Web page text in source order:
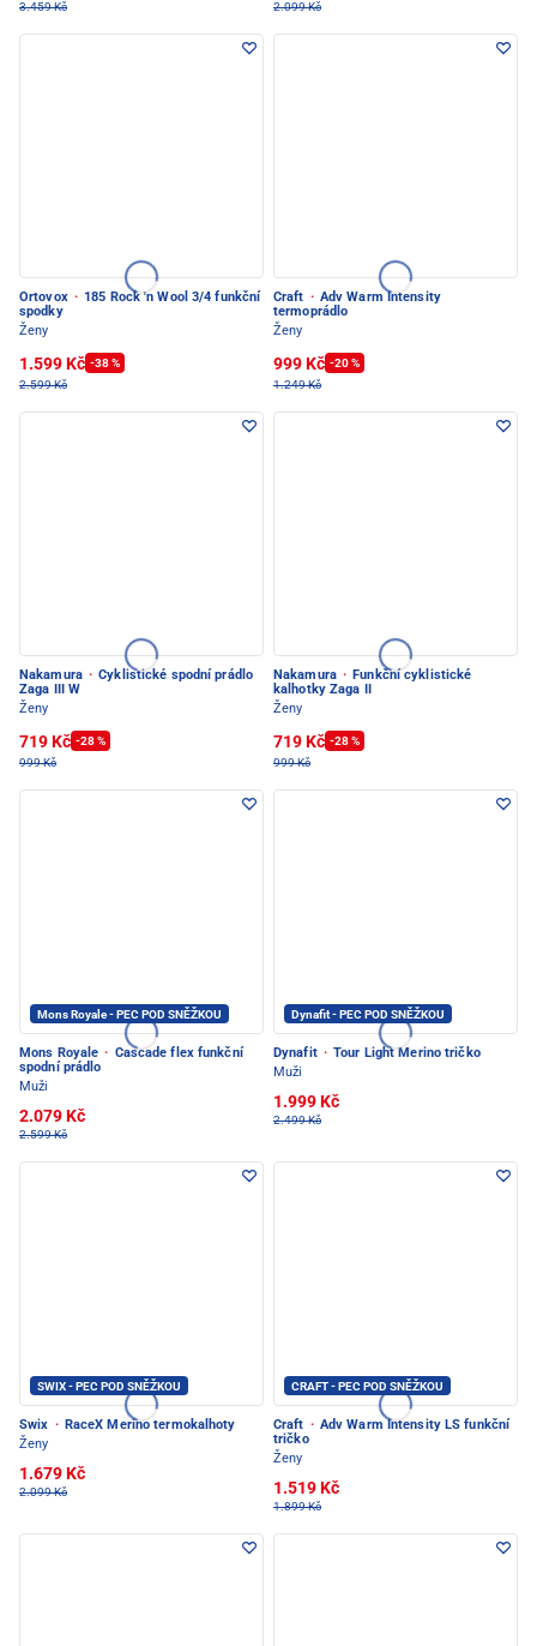
3.459 Kč 2.099 Kč
Ortovox · 185 Rock 'n Wool 3/4 funkční
spodky
Ženy
1.599 Kč -38 %
2.599 Kč
Craft · Adv Warm Intensity
termoprádlo
Ženy
999 Kč -20 %
1.249 Kč
Nakamura · Cyklistické spodní prádlo
Zaga III W
Ženy
719 Kč -28 %
999 Kč
Nakamura · Funkční cyklistické
kalhotky Zaga II
Ženy
719 Kč -28 %
999 Kč
Mons Royale - PEC POD SNĚŽKOU
Mons Royale · Cascade flex funkční
spodní prádlo
Muži
2.079 Kč
2.599 Kč
Dynafit - PEC POD SNĚŽKOU
Dynafit · Tour Light Merino tričko
Muži
1.999 Kč
2.499 Kč
SWIX - PEC POD SNĚŽKOU
Swix · RaceX Merino termokalhoty
Ženy
1.679 Kč
2.099 Kč
CRAFT - PEC POD SNĚŽKOU
Craft · Adv Warm Intensity LS funkční
tričko
Ženy
1.519 Kč
1.899 Kč